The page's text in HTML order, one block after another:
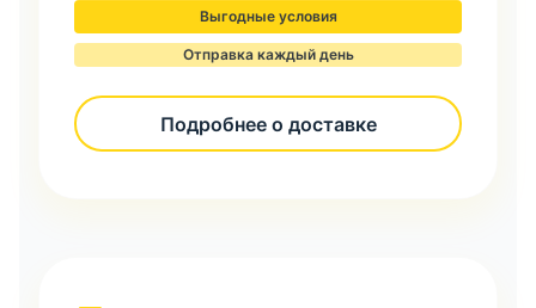
Выгодные условия
Отправка каждый день
Подробнее о доставке